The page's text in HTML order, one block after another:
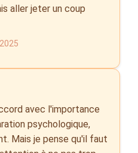
aller jeter un coup
avec l'importance
psychologique,
Mais je pense qu'il faut